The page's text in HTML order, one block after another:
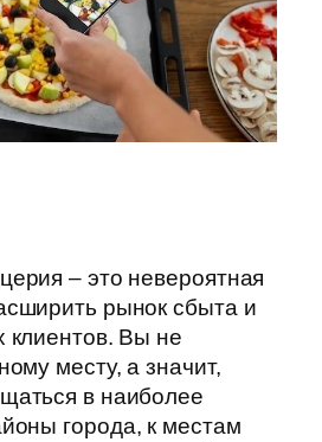
– это невероятная
рынок сбыта и
клиентов. Вы не
месту, а значит,
в наиболее
города, к местам